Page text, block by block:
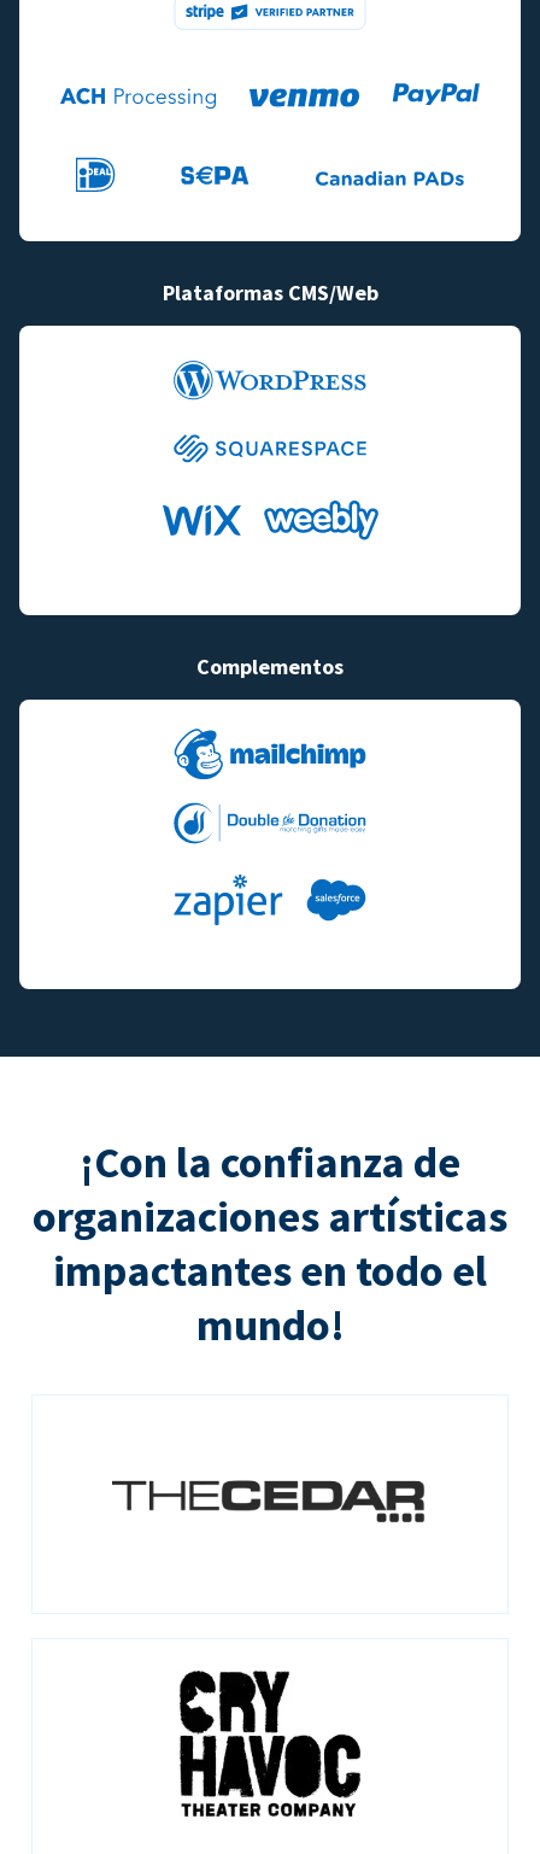
Plataformas CMS/Web
Complementos
¡Con la confianza de
organizaciones artísticas
impactantes en todo el
mundo!